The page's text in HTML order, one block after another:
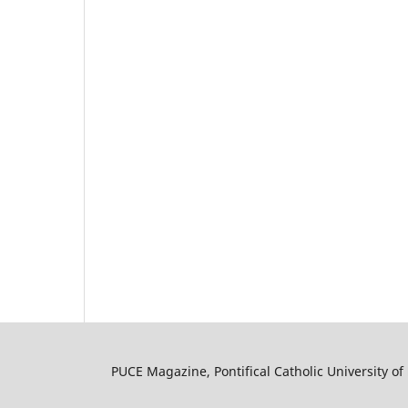
PUCE Magazine, Pontifical Catholic University